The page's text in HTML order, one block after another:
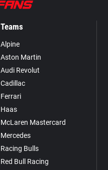
Teams
Alpine
Aston Martin
Audi Revolut
Cadillac
Ferrari
Haas
McLaren Mastercard
Mercedes
Racing Bulls
Red Bull Racing